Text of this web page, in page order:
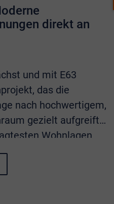
direkt an
und mit E63
das die
nach hochwertigem,
gezielt aufgreift
Wohnlagen